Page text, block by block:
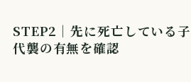
STEP2｜先に死亡している子
代襲の有無を確認